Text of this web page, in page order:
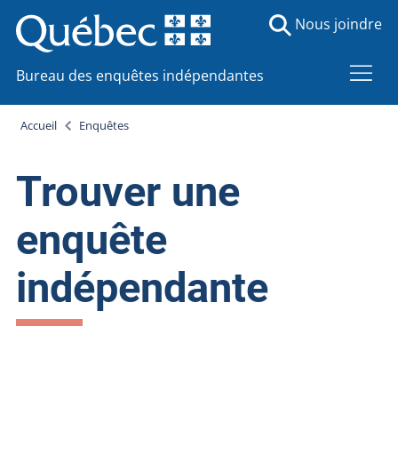
Bureau des enquêtes indépendantes
Nous joindre
Accueil Enquêtes
Trouver une
enquête
indépendante